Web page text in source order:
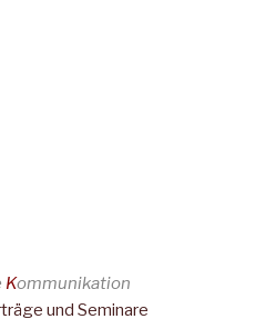
Kommunikation
und Seminare